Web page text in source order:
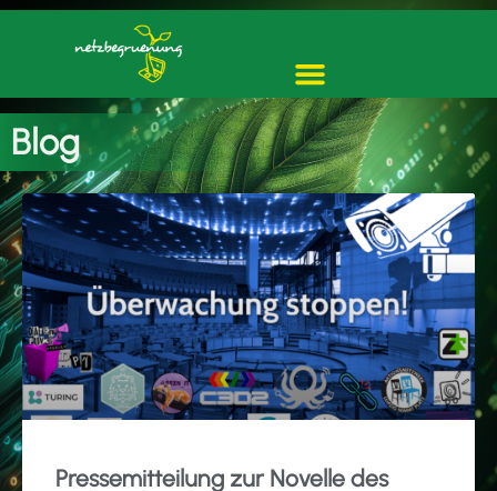
Blog
Pressemitteilung zur Novelle des